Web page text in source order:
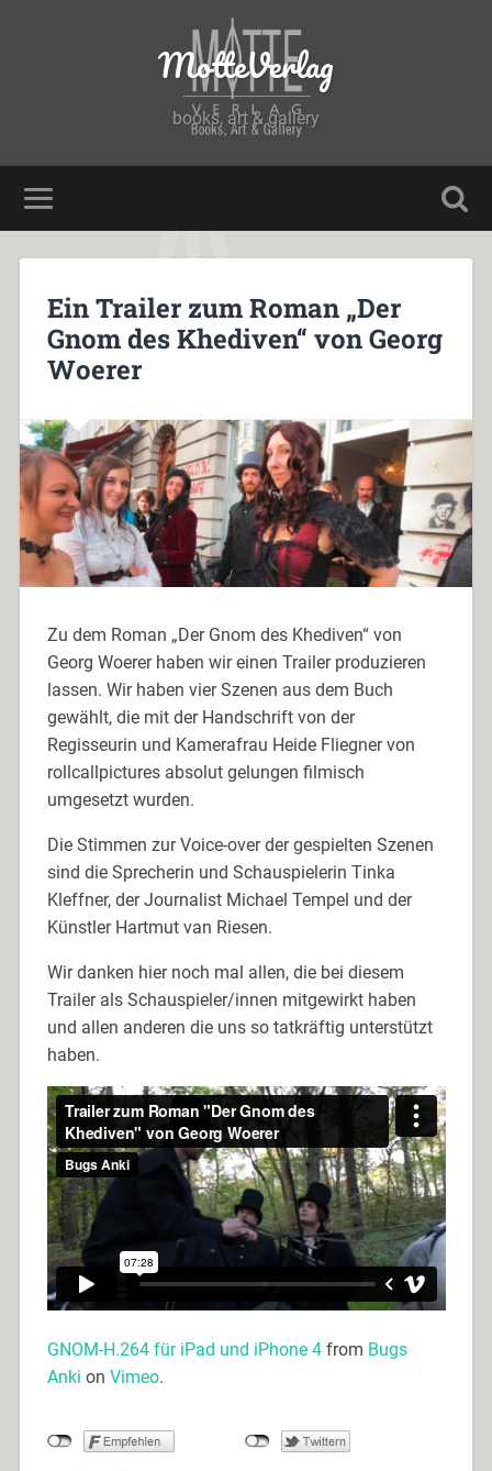
MotteVerlag
books, art & gallery
Ein Trailer zum Roman „Der
Gnom des Khediven“ von Georg
Woerer
Zu dem Roman „Der Gnom des Khediven“ von
Georg Woerer haben wir einen Trailer produzieren
lassen. Wir haben vier Szenen aus dem Buch
gewählt, die mit der Handschrift von der
Regisseurin und Kamerafrau Heide Fliegner von
rollcallpictures absolut gelungen filmisch
umgesetzt wurden.
Die Stimmen zur Voice-over der gespielten Szenen
sind die Sprecherin und Schauspielerin Tinka
Kleffner, der Journalist Michael Tempel und der
Künstler Hartmut van Riesen.
Wir danken hier noch mal allen, die bei diesem
Trailer als Schauspieler/innen mitgewirkt haben
und allen anderen die uns so tatkräftig unterstützt
haben.
GNOM-H.264 für iPad und iPhone 4from Bugs
Anki on Vimeo.